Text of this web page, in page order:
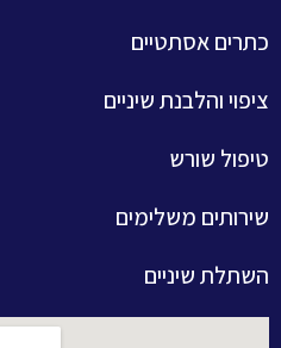
כתרים אסתטיים
ציפוי והלבנת שיניים
טיפול שורש
שירותים משלימים
השתלת שיניים